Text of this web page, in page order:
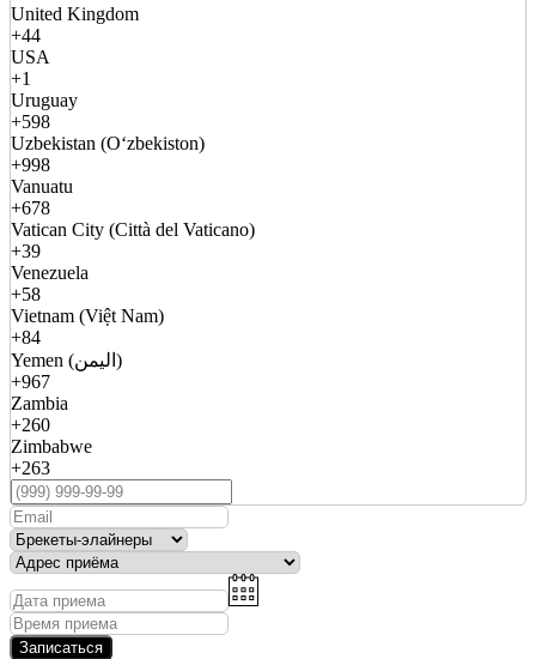
United Kingdom
+44
USA
+1
Uruguay
+598
Uzbekistan (Oʻzbekiston)
+998
Vanuatu
+678
Vatican City (Città del Vaticano)
+39
Venezuela
+58
Vietnam (Việt Nam)
+84
Yemen (اليمن)
+967
Zambia
+260
Zimbabwe
+263
Записаться